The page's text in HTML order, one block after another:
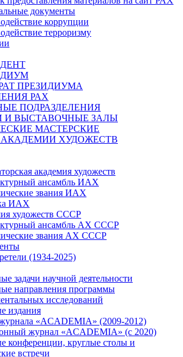
документы
коррупции
терроризму
ПРЕЗИДИУМА
РАХ
ПОДРАЗДЕЛЕНИЯ
И ВЫСТАВОЧНЫЕ ЗАЛЫ
МАСТЕРСКИЕ
ХУДОЖЕСТВ
академия художеств
ансамбль ИАХ
звания ИАХ
ИАХ
художеств СССР
ансамбль АХ СССР
звания АХ СССР
(1934-2025)
задачи научной деятельности
направления программы
исследований
издания
«ACADEMIA» (2009-2012)
журнал «ACADEMIA» (с 2020)
конференции, круглые столы и
встречи